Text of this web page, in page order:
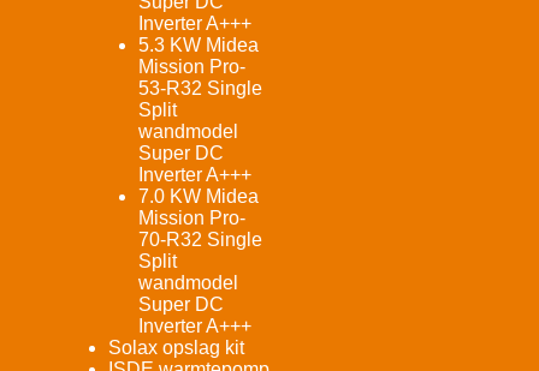
Inverter A+++
5.3 KW Midea
Mission Pro-
53-R32 Single
Split
wandmodel
Super DC
Inverter A+++
7.0 KW Midea
Mission Pro-
70-R32 Single
Split
wandmodel
Super DC
Inverter A+++
Solax opslag kit